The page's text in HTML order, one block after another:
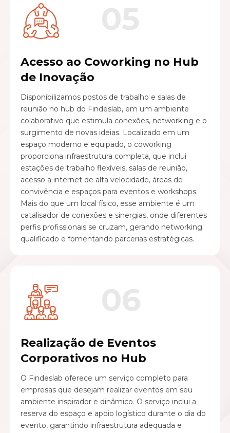
Acesso ao Coworking no Hub
de Inovação
Disponibilizamos postos de trabalho e salas de
reunião no hub do Findeslab, em um ambiente
colaborativo que estimula conexões, networking e o
surgimento de novas ideias. Localizado em um
espaço moderno e equipado, o coworking
proporciona infraestrutura completa, que inclui
estações de trabalho flexíveis, salas de reunião,
acesso a internet de alta velocidade, áreas de
convivência e espaços para eventos e workshops.
Mais do que um local físico, esse ambiente é um
catalisador de conexões e sinergias, onde diferentes
perfis profissionais se cruzam, gerando networking
qualificado e fomentando parcerias estratégicas.
Realização de Eventos
Corporativos no Hub
O Findeslab oferece um serviço completo para
empresas que desejam realizar eventos em seu
ambiente inspirador e dinâmico. O serviço inclui a
reserva do espaço e apoio logístico durante o dia do
evento, garantindo infraestrutura adequada e